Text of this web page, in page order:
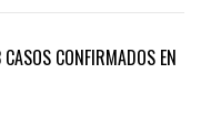
CONFIRMADOS EN